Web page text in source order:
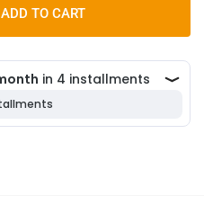
ADD TO CART